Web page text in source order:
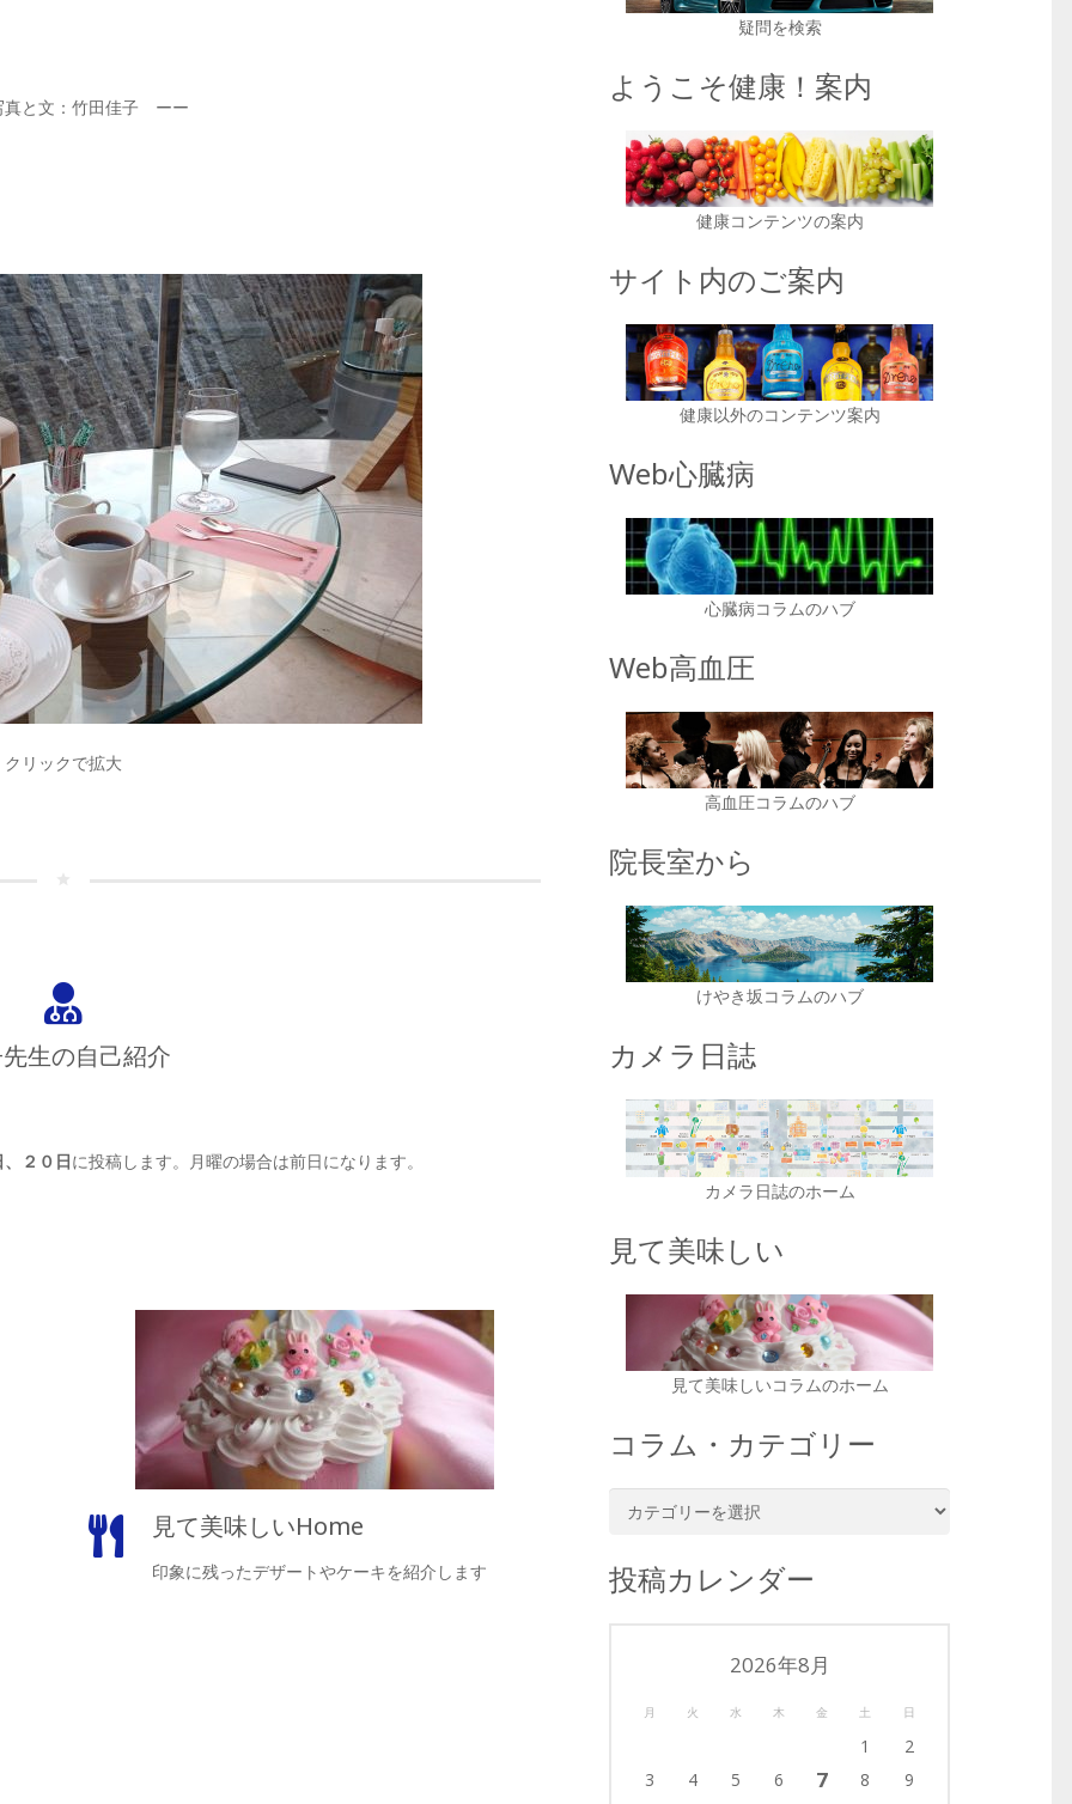
と文：竹田佳子 ーー
クリックで拡大
生の自己紹介
２０日に投稿します。月曜の場合は前日になります。
見て美味しいHome
印象に残ったデザートやケーキを紹介します
疑問を検索
ようこそ健康！案内
健康コンテンツの案内
サイト内のご案内
健康以外のコンテンツ案内
Web心臓病
心臓病コラムのハブ
Web高血圧
高血圧コラムのハブ
院長室から
けやき坂コラムのハブ
カメラ日誌
カメラ日誌のホーム
見て美味しい
見て美味しいコラムのホーム
コラム・カテゴリー
カ
投稿カレンダー
2026年8月
月 火 水 木 金 土 日
1
2
3
4 5 6 7 8
9